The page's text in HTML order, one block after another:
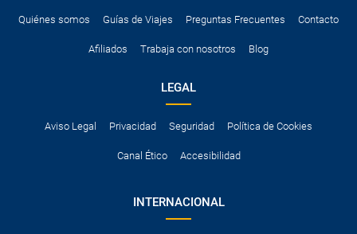
Quiénes somos Guías de Viajes Preguntas Frecuentes Contacto
Afiliados Trabaja con nosotros Blog
LEGAL
Aviso Legal Privacidad Seguridad Política de Cookies
Canal Ético Accesibilidad
INTERNACIONAL